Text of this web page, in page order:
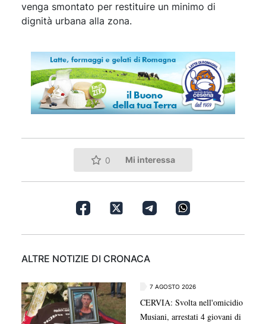
venga smontato per restituire un minimo di
dignità urbana alla zona.
0 Mi interessa
ALTRE NOTIZIE DI CRONACA
7 AGOSTO 2026
CERVIA: Svolta nell'omicidio
Musiani, arrestati 4 giovani di